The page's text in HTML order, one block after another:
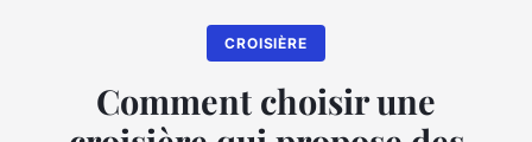
CROISIÈRE
Comment choisir une